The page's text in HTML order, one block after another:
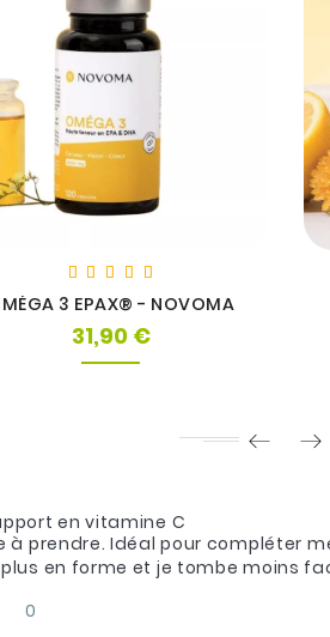
3 EPAX® - NOVOMA
31,90 €Prix
en vitamine C
à prendre. Idéal pour compléter
en forme et je tombe moins
0